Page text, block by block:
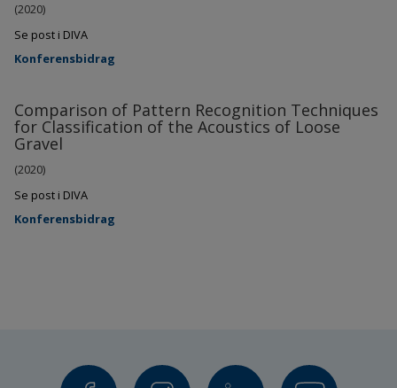
(2020)
Se post i DIVA
Konferensbidrag
Comparison of Pattern Recognition Techniques
for Classification of the Acoustics of Loose
Gravel
(2020)
Se post i DIVA
Konferensbidrag